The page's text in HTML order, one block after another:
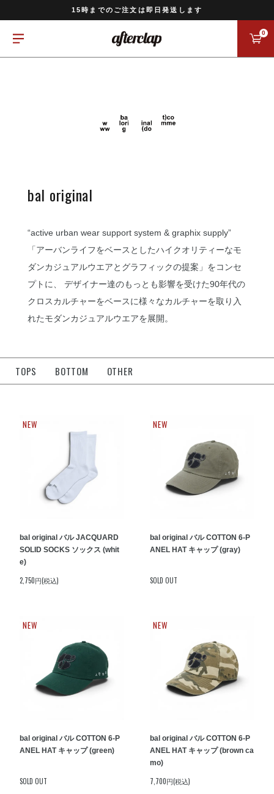
15時までのご注文は即日発送します
0
bal original
“active urban wear support system & graphix supply”
「アーバンライフをベースとしたハイクオリティーなモ
ダンカジュアルウエアとグラフィックの提案」をコンセ
プトに、 デザイナー達のもっとも影響を受けた90年代の
クロスカルチャーをベースに様々なカルチャーを取り入
れたモダンカジュアルウエアを展開。
TOPS BOTTOM OTHER
NEW
bal original バル JACQUARD
SOLID SOCKS ソックス (whit
e)
2,750円(税込)
NEW
bal original バル COTTON 6-P
ANEL HAT キャップ (gray)
SOLD OUT
NEW
bal original バル COTTON 6-P
ANEL HAT キャップ (green)
SOLD OUT
NEW
bal original バル COTTON 6-P
ANEL HAT キャップ (brown ca
mo)
7,700円(税込)